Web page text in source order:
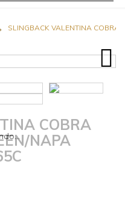
SLINGBACK VALENTINA COBRA
COBRA
NAPA